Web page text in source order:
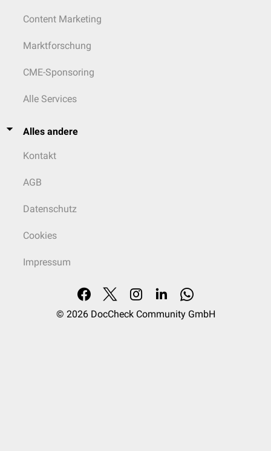
Content Marketing
Marktforschung
CME-Sponsoring
Alle Services
Alles andere
Kontakt
AGB
Datenschutz
Cookies
Impressum
© 2026 DocCheck Community GmbH